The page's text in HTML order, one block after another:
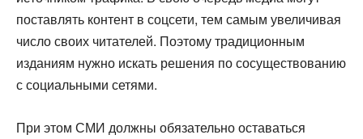
поставлять контент в соцсети, тем самым увеличивая
число своих читателей. Поэтому традиционным
изданиям нужно искать решения по сосуществованию
с социальными сетями.
При этом СМИ должны обязательно оставаться